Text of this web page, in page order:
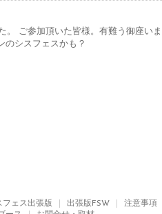
。 ご参加頂いた皆様。有難う御座いま
のシスフェスかも？
フェス出張版 出張版FSW 注意事項